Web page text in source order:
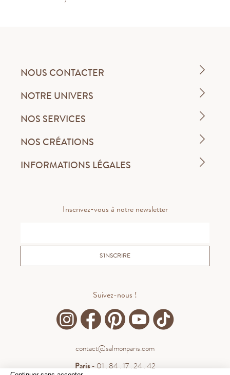
NOUS CONTACTER
NOTRE UNIVERS
NOS SERVICES
NOS CRÉATIONS
INFORMATIONS LÉGALES
Inscrivez-vous à notre newsletter
S'INSCRIRE
Suivez-nous !
contact@salmonparis.com
Paris- 01 . 84 . 17 . 24 . 42